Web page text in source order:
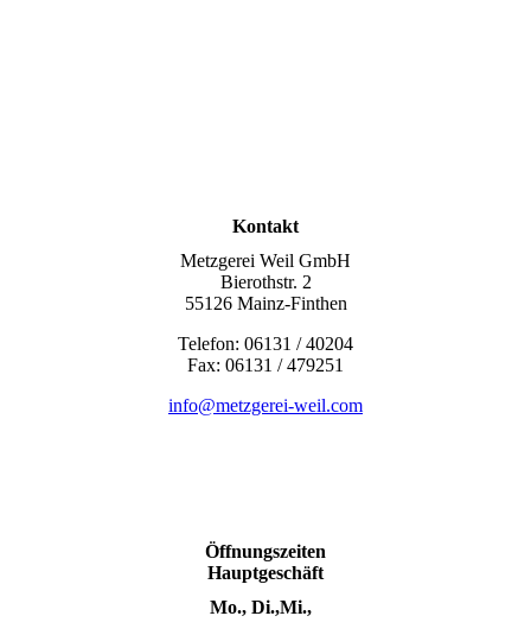
Kontakt
Metzgerei Weil GmbH
Bierothstr. 2
55126 Mainz-Finthen
Telefon: 06131 / 40204
Fax: 06131 / 479251
info@metzgerei-weil.com
Öffnungszeiten
Hauptgeschäft
Mo., Di.,Mi.,